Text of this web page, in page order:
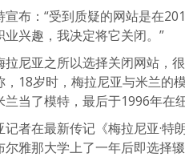
布：“受到质疑的网站是在
兴趣，我决定将它关闭。”
尼亚之所以选择关闭网站，
，18岁时，梅拉尼亚与米兰的
当了模特，最后于1996年在纽
记者在最新传记《梅拉尼亚·
雅那大学上了一年后即选择辍